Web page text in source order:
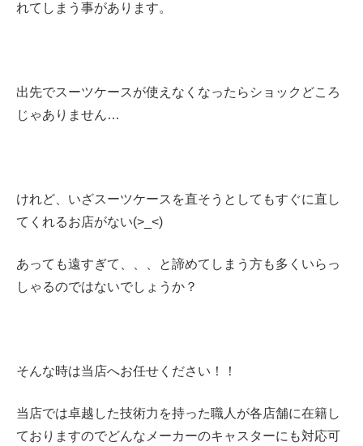
れてしまう事があります。
出先でスーツケースが使えなくなったらショックどころ
じゃありません…
けれど、いざスーツケースを直そうとしてもすぐに直し
てくれるお店がない(>_<)
あっても遠すぎて、、、と諦めてしまう方も多くいらっ
しゃるのではないでしょうか？
そんな時は当店へお任せください！！
当店では卓越した技術力を持った職人が各店舗に在籍し
ておりますのでどんなメーカーのキャスターにも対応可